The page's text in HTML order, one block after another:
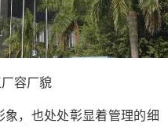
容厂貌
象，也处处彰显着管理的细